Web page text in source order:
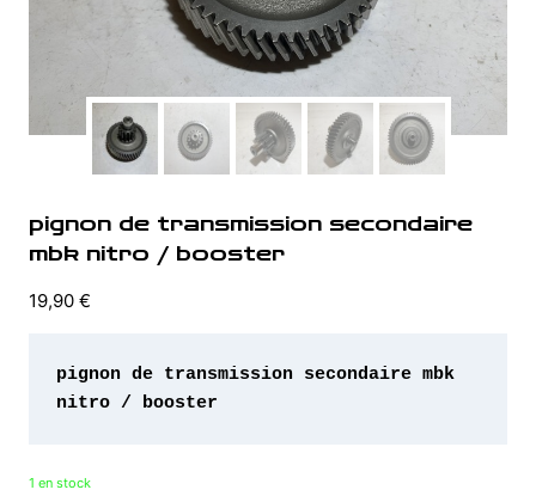
pignon de transmission secondaire
mbk nitro / booster
19,90 €
pignon de transmission secondaire mbk
nitro / booster
1 en stock